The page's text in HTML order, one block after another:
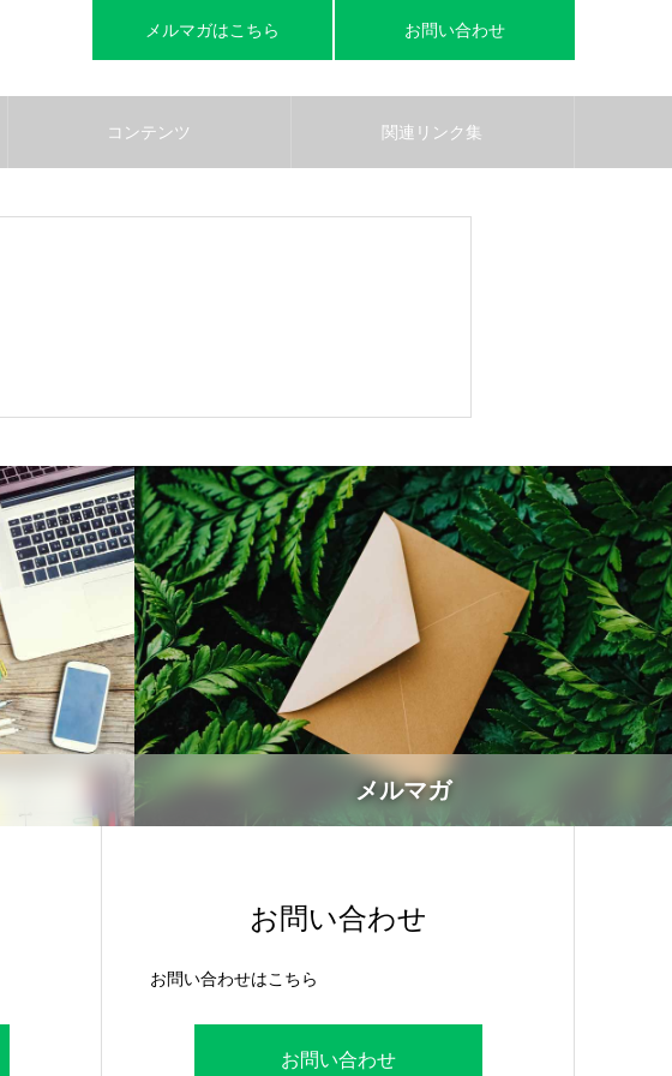
メルマガはこちら お問い合わせ
コンテンツ 関連リンク集
メルマガ
お問い合わせ
お問い合わせはこちら
お問い合わせ